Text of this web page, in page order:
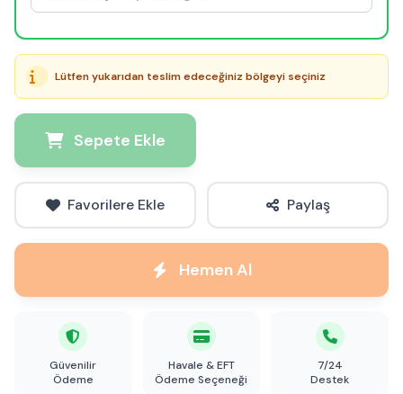
Lütfen yukarıdan teslim edeceğiniz bölgeyi seçiniz
Sepete Ekle
Favorilere Ekle Paylaş
Hemen Al
Güvenilir
Ödeme
Havale & EFT
Ödeme Seçeneği
7/24
Destek